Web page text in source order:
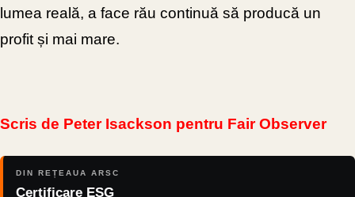
lumea reală, a face rău continuă să producă un
profit și mai mare.
Scris de Peter Isackson pentru Fair Observer
DIN REȚEAUA ARSC
Certificare ESG